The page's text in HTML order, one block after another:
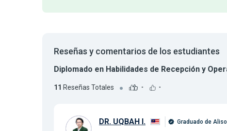
Reseñas y comentarios de los estudiantes
Diplomado en Habilidades de Recepción y
11 Reseñas Totales - -
DR. UQBAH I. Graduado de